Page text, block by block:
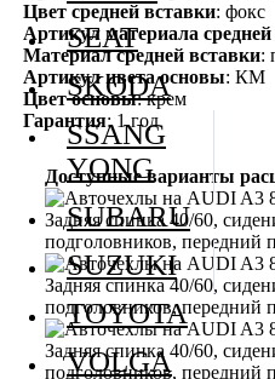
Цвет средней вставки: фокс
Артикул материала
Материал средней вставки:
Артикул цвета основы: КМ
Цвет основы: крем
Гарантия: 1 год
Доступные варианты
SEAT
SKODA
SSANG
YONG
SUBARU
SUZUKI
TOYOTA
VOLGA